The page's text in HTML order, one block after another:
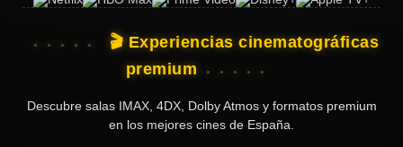
🎬 Experiencias cinematográficas
premium
Descubre salas IMAX, 4DX, Dolby Atmos y formatos premium
en los mejores cines de España.